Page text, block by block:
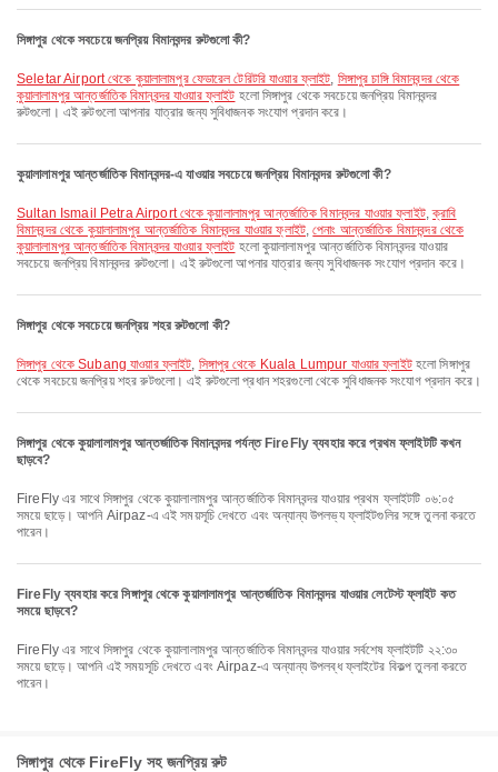
সিঙ্গাপুর থেকে সবচেয়ে জনপ্রিয় বিমানবন্দর রুটগুলো কী?
Seletar Airport থেকে কুয়ালালামপুর ফেডারেল টেরিটরি যাওয়ার ফ্লাইট, সিঙ্গাপুর চাঙ্গি বিমানবন্দর থেকে
কুয়ালালামপুর আন্তর্জাতিক বিমানবন্দর যাওয়ার ফ্লাইট হলো সিঙ্গাপুর থেকে সবচেয়ে জনপ্রিয় বিমানবন্দর
রুটগুলো। এই রুটগুলো আপনার যাত্রার জন্য সুবিধাজনক সংযোগ প্রদান করে।
কুয়ালালামপুর আন্তর্জাতিক বিমানবন্দর-এ যাওয়ার সবচেয়ে জনপ্রিয় বিমানবন্দর রুটগুলো কী?
Sultan Ismail Petra Airport থেকে কুয়ালালামপুর আন্তর্জাতিক বিমানবন্দর যাওয়ার ফ্লাইট,ক্রাবি
বিমানবন্দর থেকে কুয়ালালামপুর আন্তর্জাতিক বিমানবন্দর যাওয়ার ফ্লাইট,পেনাং আন্তর্জাতিক বিমানবন্দর থেকে
কুয়ালালামপুর আন্তর্জাতিক বিমানবন্দর যাওয়ার ফ্লাইট হলো কুয়ালালামপুর আন্তর্জাতিক বিমানবন্দর যাওয়ার
সবচেয়ে জনপ্রিয় বিমানবন্দর রুটগুলো। এই রুটগুলো আপনার যাত্রার জন্য সুবিধাজনক সংযোগ প্রদান করে।
সিঙ্গাপুর থেকে সবচেয়ে জনপ্রিয় শহর রুটগুলো কী?
সিঙ্গাপুর থেকে Subang যাওয়ার ফ্লাইট, সিঙ্গাপুর থেকে Kuala Lumpur যাওয়ার ফ্লাইটহলো সিঙ্গাপুর
থেকে সবচেয়ে জনপ্রিয় শহর রুটগুলো। এই রুটগুলো প্রধান শহরগুলো থেকে সুবিধাজনক সংযোগ প্রদান করে।
সিঙ্গাপুর থেকে কুয়ালালামপুর আন্তর্জাতিক বিমানবন্দর পর্যন্ত FireFly ব্যবহার করে প্রথম ফ্লাইটটি কখন
ছাড়বে?
FireFly এর সাথে সিঙ্গাপুর থেকে কুয়ালালামপুর আন্তর্জাতিক বিমানবন্দর যাওয়ার প্রথম ফ্লাইটটি ০৬:০৫
সময়ে ছাড়ে। আপনি Airpaz-এ এই সময়সূচি দেখতে এবং অন্যান্য উপলভ্য ফ্লাইটগুলির সঙ্গে তুলনা করতে
পারেন।
FireFly ব্যবহার করে সিঙ্গাপুর থেকে কুয়ালালামপুর আন্তর্জাতিক বিমানবন্দর যাওয়ার লেটেস্ট ফ্লাইট কত
সময়ে ছাড়বে?
FireFly এর সাথে সিঙ্গাপুর থেকে কুয়ালালামপুর আন্তর্জাতিক বিমানবন্দর যাওয়ার সর্বশেষ ফ্লাইটটি ২২:৩০
সময়ে ছাড়ে। আপনি এই সময়সূচি দেখতে এবং Airpaz-এ অন্যান্য উপলব্ধ ফ্লাইটের বিকল্প তুলনা করতে
পারেন।
সিঙ্গাপুর থেকে FireFly সহ জনপ্রিয় রুট